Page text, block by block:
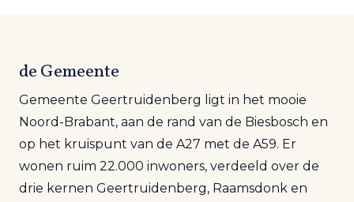
de Gemeente
Gemeente Geertruidenberg ligt in het mooie
Noord-Brabant, aan de rand van de Biesbosch en
op het kruispunt van de A27 met de A59. Er
wonen ruim 22.000 inwoners, verdeeld over de
drie kernen Geertruidenberg, Raamsdonk en